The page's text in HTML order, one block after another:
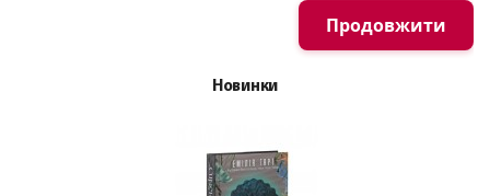
Продовжити
Новинки